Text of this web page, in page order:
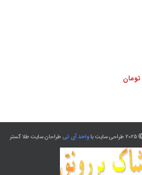
تومان
2025 طراحی سایت با واحد آی تیطراحان سایت طلا گستر